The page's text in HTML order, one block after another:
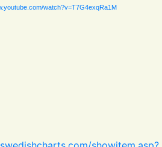
watch?v=T7G4exqRa1M